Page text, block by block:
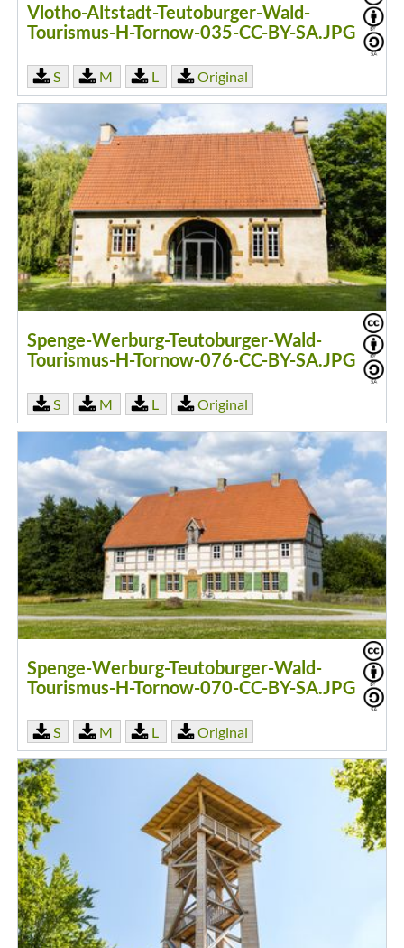
Vlotho-Altstadt-Teutoburger-Wald-
Tourismus-H-Tornow-035-CC-BY-SA.JPG
S M L Original
Spenge-Werburg-Teutoburger-Wald-
Tourismus-H-Tornow-076-CC-BY-SA.JPG
S M L Original
Spenge-Werburg-Teutoburger-Wald-
Tourismus-H-Tornow-070-CC-BY-SA.JPG
S M L Original